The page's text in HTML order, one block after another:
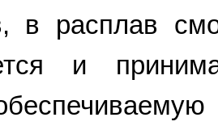
в расплав
и